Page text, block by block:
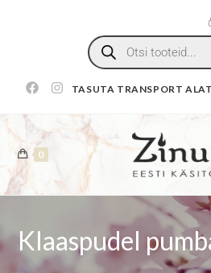
TASUTA TRANSPORT
0
Klaaspudel